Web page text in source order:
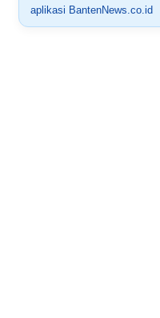
aplikasi BantenNews.co.id